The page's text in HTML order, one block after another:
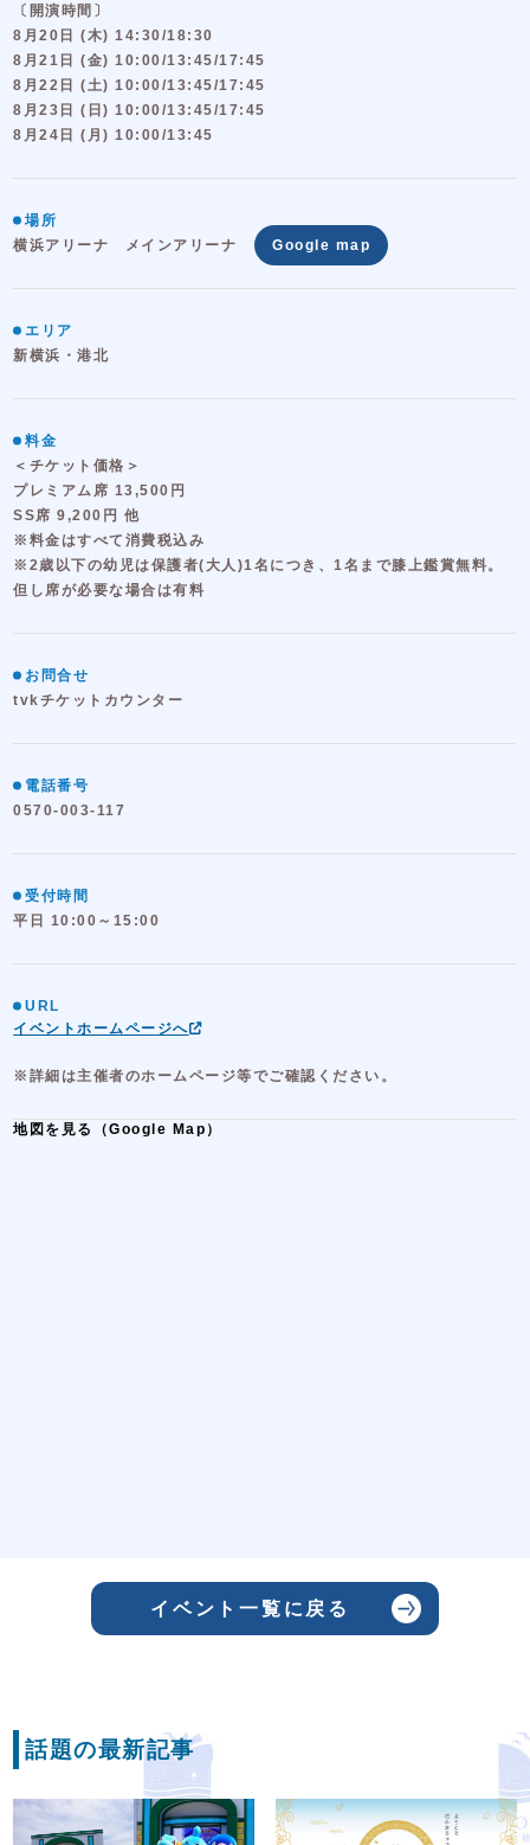
〔開演時間〕
8月20日 (木) 14:30/18:30
8月21日 (金) 10:00/13:45/17:45
8月22日 (土) 10:00/13:45/17:45
8月23日 (日) 10:00/13:45/17:45
8月24日 (月) 10:00/13:45
場所
横浜アリーナ メインアリーナ
Google map
エリア
新横浜・港北
料金
＜チケット価格＞
プレミアム席 13,500円
SS席 9,200円 他
※料金はすべて消費税込み
※2歳以下の幼児は保護者(大人)1名につき、1名まで膝上鑑賞無料。
但し席が必要な場合は有料
お問合せ
tvkチケットカウンター
電話番号
0570-003-117
受付時間
平日 10:00～15:00
URL
イベントホームページへ
※詳細は主催者のホームページ等でご確認ください。
地図を見る（Google Map）
イベント一覧に戻る
話題の最新記事